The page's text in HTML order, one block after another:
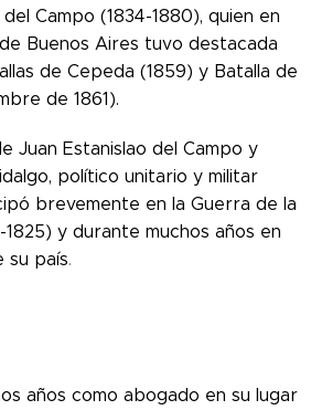
Campo (1834-1880), quien en
Buenos Aires tuvo destacada
de Cepeda (1859) y Batalla de
de 1861).
Juan Estanislao del Campo y
político unitario y militar
brevemente en la Guerra de la
1825) y durante muchos años en
su país.
años como abogado en su lugar